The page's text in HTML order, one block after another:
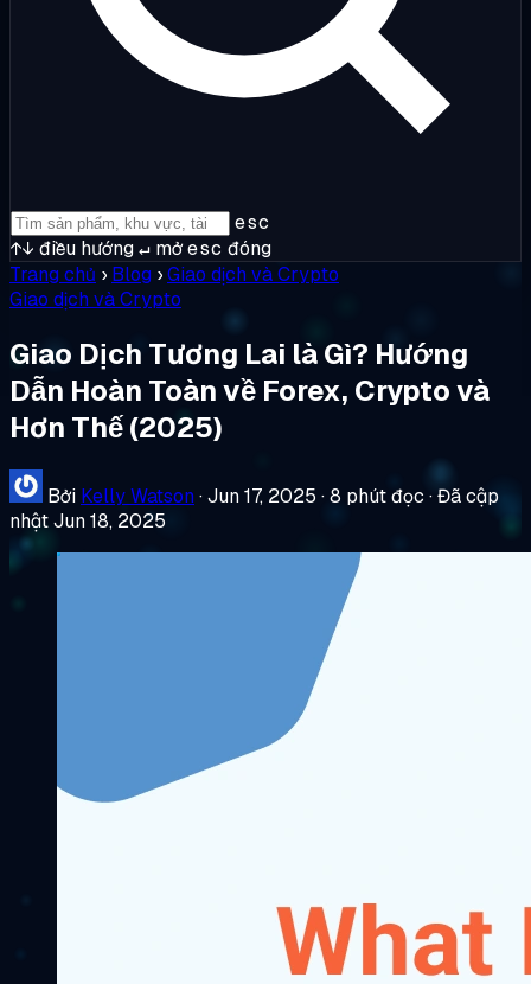
esc
↑↓ điều hướng↵ mởesc đóng
Trang chủ › Blog ›Giao dịch và Crypto
Giao dịch và Crypto
Giao Dịch Tương Lai là Gì? Hướng
Dẫn Hoàn Toàn về Forex, Crypto và
Hơn Thế (2025)
Bởi Kelly Watson ·Jun 17, 2025 ·8 phút đọc ·Đã cập
nhật Jun 18, 2025